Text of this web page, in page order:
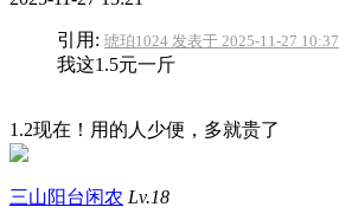
引用: 琥珀1024 发表于 2025-11-27 10:37
我这1.5元一斤
1.2现在！用的人少便，多就贵了
三山阳台闲农 Lv.18